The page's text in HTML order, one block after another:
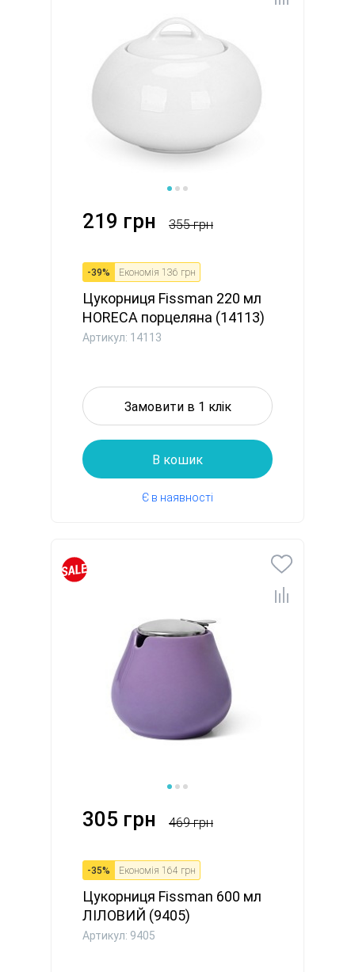
219 грн 355 грн
-39% Економія 136 грн
Цукорниця Fissman 220 мл
HORECA порцеляна (14113)
Артикул: 14113
Замовити в 1 клік
В кошик
Є в наявності
305 грн 469 грн
-35% Економія 164 грн
Цукорниця Fissman 600 мл
ЛІЛОВИЙ (9405)
Артикул: 9405